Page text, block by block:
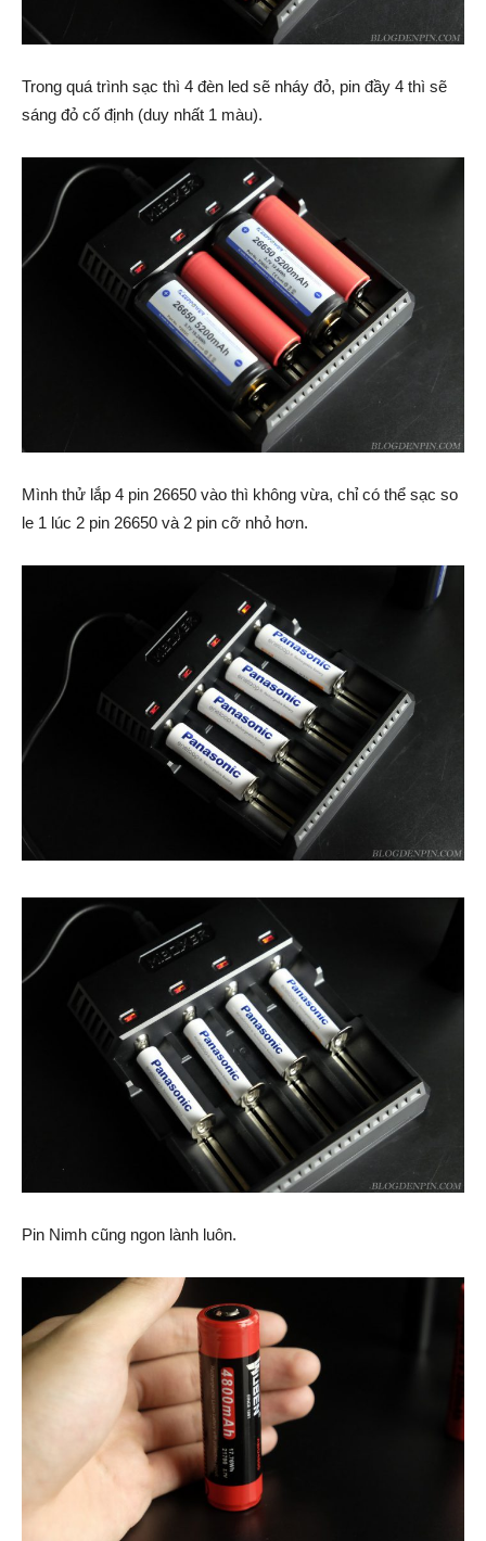
Trong quá trình sạc thì 4 đèn led sẽ nháy đỏ, pin đầy 4 thì sẽ
sáng đỏ cố định (duy nhất 1 màu).
Mình thử lắp 4 pin 26650 vào thì không vừa, chỉ có thể sạc so
le 1 lúc 2 pin 26650 và 2 pin cỡ nhỏ hơn.
Pin Nimh cũng ngon lành luôn.